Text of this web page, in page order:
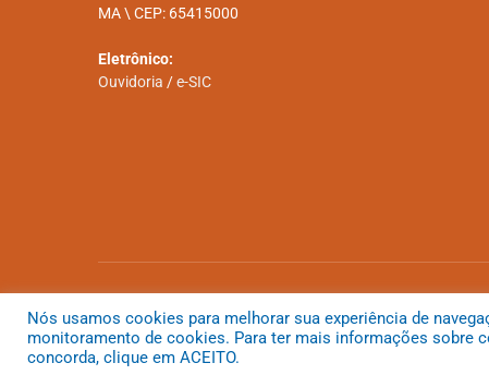
MA \ CEP: 65415000
Eletrônico:
Ouvidoria /e-SIC
Nós usamos cookies para melhorar sua experiência de
monitoramento de cookies. Para ter mais informações sobre
concorda, clique em ACEITO.